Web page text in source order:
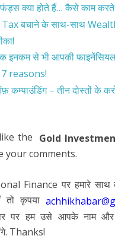
क्या होते हैं… कैसे काम करते
Tax बचाने के साथ-साथ
इनकम से भी आपकी
7 reasons!
कम्पाउंडिंग – तीन दोस्तों के
the Gold
your comments.
Finance पर हमारे
तो कृपया
पर हम उसे आपके नाम
Thanks!